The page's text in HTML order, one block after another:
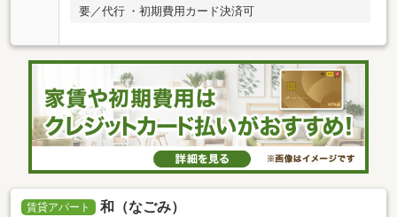
要／代行 ・初期費用カード決済可
賃貸アパート 和（なごみ）